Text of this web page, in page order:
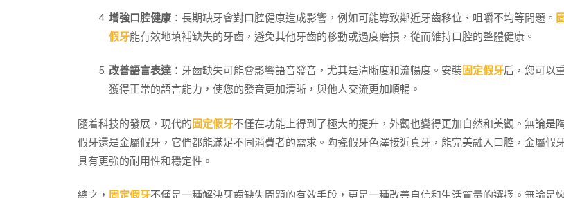
增強口腔健康 ：長期缺牙會對口腔健康造成影響，例如可能導致鄰近牙齒移位、咀嚼不均等問題。
假牙能有效地填補缺失的牙齒，避免其他牙齒的移動或過度磨損，從而維持口腔的整體健康。
改善語言表達 ：牙齒缺失可能會影響語音發音，尤其是清晰度和流暢度。安裝固定假牙后，您可以
獲得正常的語言能力，使您的發音更加清晰，與他人交流更加順暢。
隨着科技的發展，現代的 固定假牙不僅在功能上得到了極大的提升，外觀也變得更加自然和美觀。無論是
假牙還是金屬假牙，它們都能滿足不同消費者的需求。陶瓷假牙色澤接近真牙，能完美融入口腔，金屬假
具有更強的耐用性和穩定性。
總之， 固定假牙不僅是一種解決牙齒缺失問題的有效手段，更是一種改善自信和生活質量的選擇。無論是